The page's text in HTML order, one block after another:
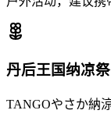
丹后王国纳凉祭
TANGOやさか納